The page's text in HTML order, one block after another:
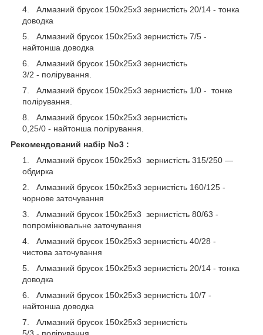
Алмазний брусок 150х25х3 зернистість 20/14 - тонка
доводка
Алмазний брусок 150х25х3 зернистість 7/5 -
найтонша доводка
Алмазний брусок 150х25х3 зернистість
3/2 - полірування.
Алмазний брусок 150х25х3 зернистість 1/0 - тонке
полірування.
Алмазний брусок 150х25х3 зернистість
0,25/0 - найтонша полірування.
Рекомендований набір No3 :
Алмазний брусок 150х25х3 зернистість 315/250 —
обдирка
Алмазний брусок 150х25х3 зернистість 160/125 -
чорнове заточування
Алмазний брусок 150х25х3 зернистість 80/63 -
попромінювальне заточування
Алмазний брусок 150х25х3 зернистість 40/28 -
чистова заточування
Алмазний брусок 150х25х3 зернистість 20/14 - тонка
доводка
Алмазний брусок 150х25х3 зернистість 10/7 -
найтонша доводка
Алмазний брусок 150х25х3 зернистість